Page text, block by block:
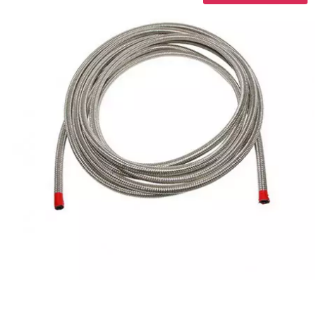
AXWIN
BANDO
BARIKIT